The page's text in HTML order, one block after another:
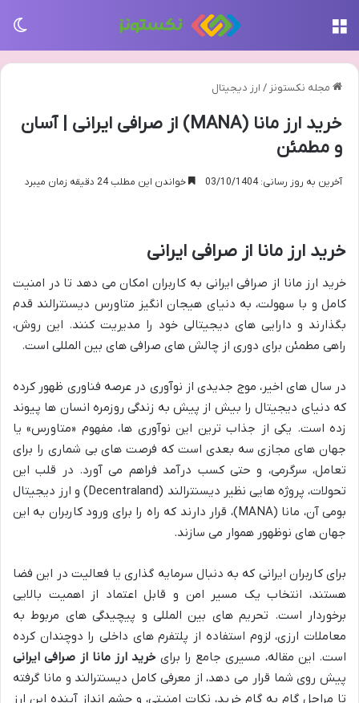
مجله نکستونز / ارز دیجیتال
خرید ارز مانا (MANA) از صرافی ایرانی | آسان
و مطمئن
آخرین به روز رسانی: 03/10/1404 خواندن این مطلب 24 دقیقه زمان میبرد
خرید ارز مانا از صرافی ایرانی
خرید ارز مانا از صرافی ایرانی به کاربران امکان می دهد تا در امنیت
کامل و با سهولت، به دنیای هیجان انگیز متاورس دیسنترالند قدم
بگذارند و دارایی های دیجیتالی خود را مدیریت کنند. این روش،
راهی مطمئن برای دوری از چالش های صرافی های بین المللی است.
در سال های اخیر، موج جدیدی از نوآوری در عرصه فناوری ظهور کرده
که دنیای دیجیتال را بیش از پیش به زندگی روزمره انسان ها پیوند
زده است. یکی از جذاب ترین این نوآوری ها، مفهوم «متاورس» یا
جهان های مجازی سه بعدی است که فرصت های بی شماری را برای
تعامل، سرگرمی، و حتی کسب درآمد فراهم می آورد. در قلب این
تحولات، پروژه هایی نظیر دیسنترالند (Decentraland) و ارز دیجیتال
بومی آن، مانا (MANA)، قرار دارند که راه را برای ورود کاربران به این
جهان های نوظهور هموار می سازند.
برای کاربران ایرانی که به دنبال سرمایه گذاری یا فعالیت در این فضا
هستند، انتخاب یک مسیر امن و قابل اعتماد از اهمیت بالایی
برخوردار است. تحریم های بین المللی و پیچیدگی های مربوط به
معاملات ارزی، لزوم استفاده از پلتفرم های داخلی را دوچندان کرده
است. این مقاله، مسیری جامع را برای خرید ارز مانا از صرافی ایرانی
پیش روی شما قرار می دهد، از معرفی کامل دیسنترالند و مانا گرفته
تا مراحل گام به گام خرید، نکات امنیتی، و چشم انداز آینده این ارز